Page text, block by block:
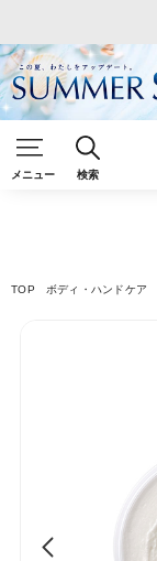
メニュー 検索
TOP ボディ・ハンドケア